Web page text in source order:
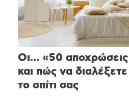
Οι… «50 αποχρώσεις
και πώς να διαλέξετε
το σπίτι σας